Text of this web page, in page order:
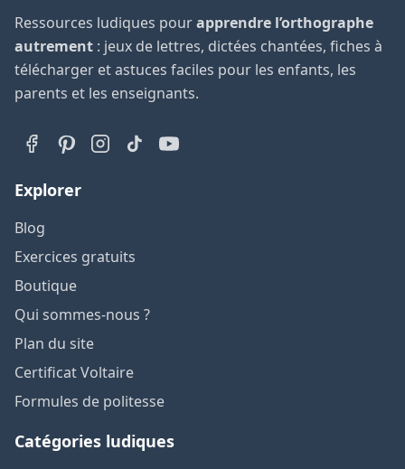
Ressources ludiques pourapprendre l’orthographe
autrement : jeux de lettres, dictées chantées, fiches à
télécharger et astuces faciles pour les enfants, les
parents et les enseignants.
Explorer
Blog
Exercices gratuits
Boutique
Qui sommes-nous ?
Plan du site
Certificat Voltaire
Formules de politesse
Catégories ludiques